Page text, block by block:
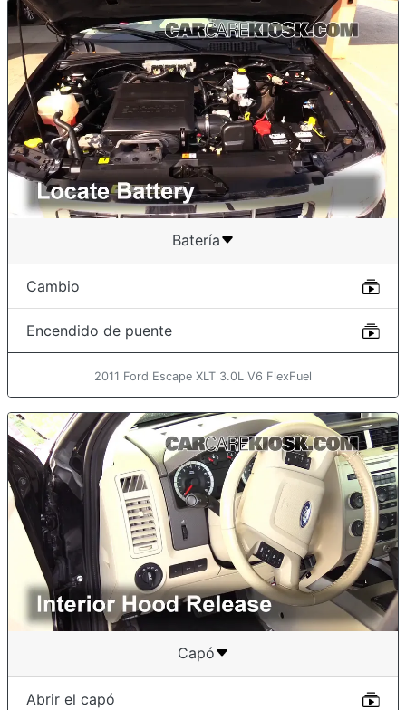
Batería
Cambio
Encendido de puente
2011 Ford Escape XLT 3.0L V6 FlexFuel
Capó
Abrir el capó